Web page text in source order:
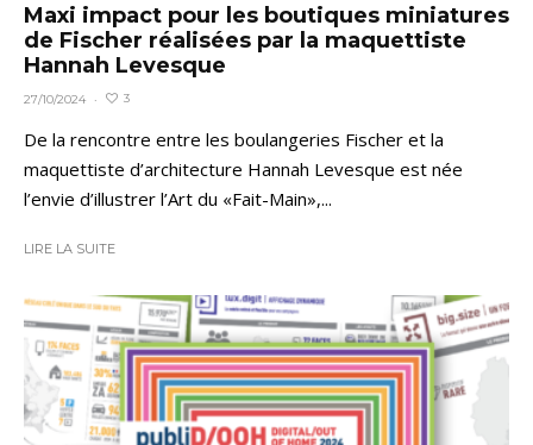
Maxi impact pour les boutiques miniatures
de Fischer réalisées par la maquettiste
Hannah Levesque
27/10/2024 · 3
De la rencontre entre les boulangeries Fischer et la
maquettiste d’architecture Hannah Levesque est née
l’envie d’illustrer l’Art du «Fait-Main»,...
LIRE LA SUITE